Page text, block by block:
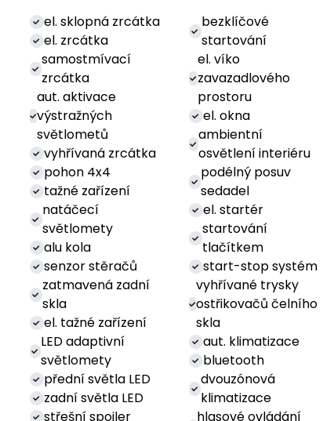
el. sklopná zrcátka
el. zrcátka
samostmívací
zrcátka
aut. aktivace
výstražných
světlometů
vyhřívaná zrcátka
pohon 4x4
tažné zařízení
natáčecí
světlomety
alu kola
senzor stěračů
zatmavená zadní
skla
el. tažné zařízení
LED adaptivní
světlomety
přední světla LED
zadní světla LED
střešní spoiler
bezklíčové
startování
el. víko
zavazadlového
prostoru
el. okna
ambientní
osvětlení interiéru
podélný posuv
sedadel
el. startér
startování
tlačítkem
start-stop systém
vyhřívané trysky
ostřikovačů čelního
skla
aut. klimatizace
bluetooth
dvouzónová
klimatizace
hlasové ovládání